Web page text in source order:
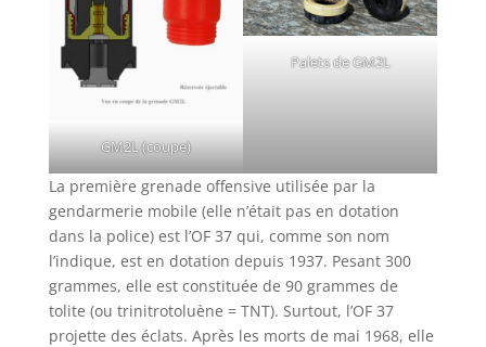
GM2L (coupe)
Palets de GM2L
La première grenade offensive utilisée par la
gendarmerie mobile (elle n’était pas en dotation
dans la police) est l’OF 37 qui, comme son nom
l’indique, est en dotation depuis 1937. Pesant 300
grammes, elle est constituée de 90 grammes de
tolite (ou trinitrotoluène = TNT). Surtout, l’OF 37
projette des éclats. Après les morts de mai 1968, elle